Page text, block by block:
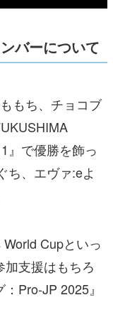
バーについて
もち、チョコブ
』で優勝を飾っ
ち、エヴァ:eよ
Cupといっ
支援はもちろ
Pro-JP 2025』